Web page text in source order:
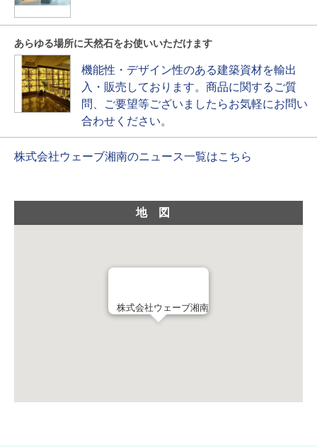
あらゆる場所に天然石をお使いいただけます
機能性・デザイン性のある建築資材を輸出
入・販売しております。商品に関するご質
問、ご要望等ございましたらお気軽にお問い
合わせください。
株式会社ウェーブ湘南のニュース一覧はこちら
地図
株式会社ウェーブ湘南